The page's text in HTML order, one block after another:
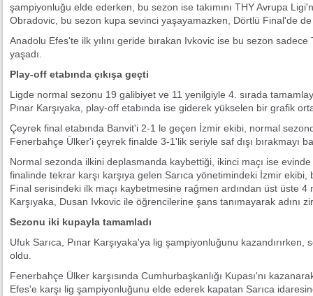
şampiyonluğu elde ederken, bu sezon ise takımını THY Avrupa
Obradovic, bu sezon kupa sevinci yaşayamazken, Dörtlü Final'de de
Anadolu Efes'te ilk yılını geride bırakan Ivkovic ise bu sezon
yaşadı.
Play-off etabında çıkışa geçti
Ligde normal sezonu 19 galibiyet ve 11 yenilgiyle 4. sırada
Pınar Karşıyaka, play-off etabında ise giderek yükselen bir grafik
Çeyrek final etabında Banvit'i 2-1 le geçen İzmir ekibi, normal
Fenerbahçe Ülker'i çeyrek finalde 3-1'lik seriyle saf dışı bırakmayı
Normal sezonda ilkini deplasmanda kaybettiği, ikinci maçı ise
finalinde tekrar karşı karşıya gelen Sarıca yönetimindeki İzmir ekibi,
Final serisindeki ilk maçı kaybetmesine rağmen ardından üst üste 4
Karşıyaka, Dusan Ivkovic ile öğrencilerine şans tanımayarak adını
Sezonu iki kupayla tamamladı
Ufuk Sarıca, Pınar Karşıyaka'ya lig şampiyonluğunu
oldu.
Fenerbahçe Ülker karşısında Cumhurbaşkanlığı Kupası'nı
Efes'e karşı lig şampiyonluğunu elde ederek kapatan Sarıca